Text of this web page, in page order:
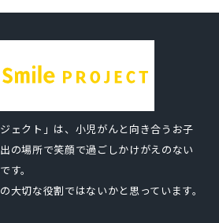
ェクト」は、小児がんと向き合うお子
の場所で笑顔で過ごしかけがえのない
す。
大切な役割ではないかと思っています。